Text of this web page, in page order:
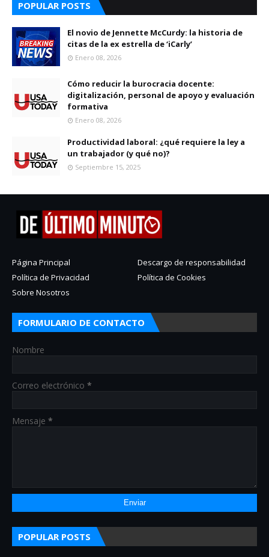
POPULAR POSTS
El novio de Jennette McCurdy: la historia de
citas de la ex estrella de ‘iCarly’
Enero 08, 2026
Cómo reducir la burocracia docente:
digitalización, personal de apoyo y evaluación
formativa
Enero 08, 2026
Productividad laboral: ¿qué requiere la ley a
un trabajador (y qué no)?
Septiembre 15, 2025
Página Principal
Descargo de responsabilidad
Política de Privacidad
Política de Cookies
Sobre Nosotros
FORMULARIO DE CONTACTO
Nombre
Correo electrónico *
Mensaje *
POPULAR POSTS